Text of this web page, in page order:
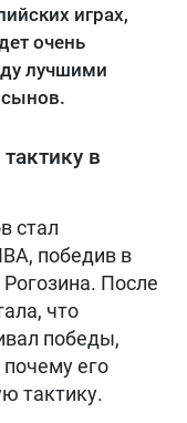
играх,
очень
лучшими
в
стал
победив в
После
что
победы,
его
тактику.